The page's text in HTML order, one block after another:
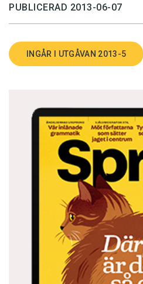
PUBLICERAD 2013-06-07
INGÅR I UTGÅVAN 2013-5